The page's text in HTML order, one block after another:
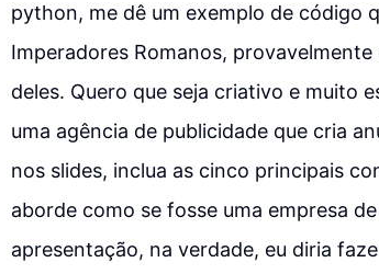
python, me dê um exemplo de código
Imperadores Romanos,
deles. Quero que seja criativo e muito
uma agência de publicidade que cria
nos slides, inclua as cinco principais
aborde como se fosse uma empresa
apresentação, na verdade, eu diria